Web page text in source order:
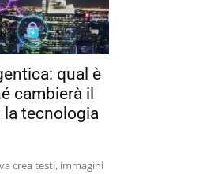
qual è
cambierà il
tecnologia
crea testi, immagini